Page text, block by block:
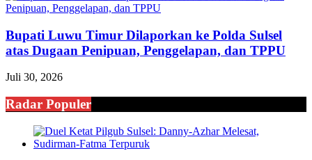
Bupati Luwu Timur Dilaporkan ke Polda Sulsel
atas Dugaan Penipuan, Penggelapan, dan TPPU
Juli 30, 2026
Radar Populer